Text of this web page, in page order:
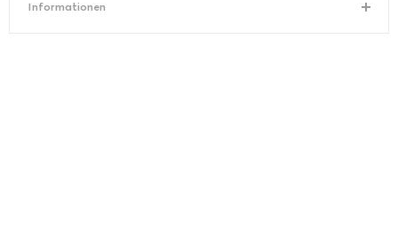
Informationen